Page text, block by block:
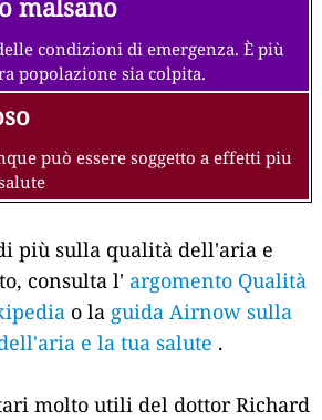
malsano
condizioni di emergenza. È più
popolazione sia colpita.
può essere soggetto a effetti piu
più sulla qualità dell'aria e
consulta l' argomento Qualità
o la guida Airnow sulla
e la tua salute .
molto utili del dottor Richard